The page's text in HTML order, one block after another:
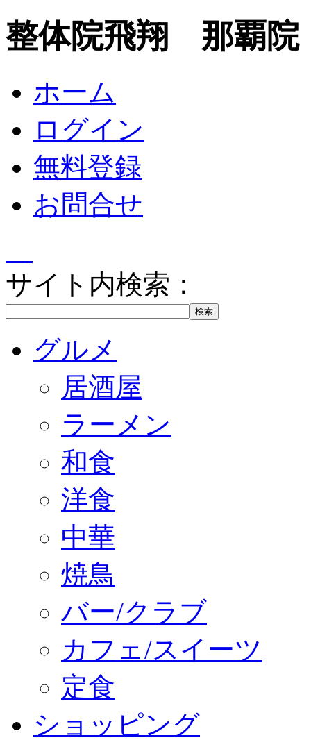
整体院飛翔 那覇院
ホーム
ログイン
無料登録
お問合せ
サイト内検索：
グルメ
居酒屋
ラーメン
和食
洋食
中華
焼鳥
バー/クラブ
カフェ/スイーツ
定食
ショッピング